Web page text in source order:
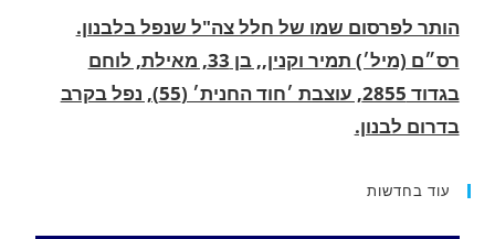
בגדוד 2855, עוצבת ׳חוד החנית׳ (55), נפל בקרב
בדרום לבנון.
החופשה המשפחתית שהפכה למסע גניבות: הוגשו
למסע גניבות באילת.
עוד בחדשות